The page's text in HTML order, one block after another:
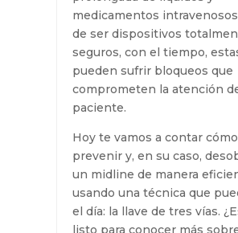
que parece. Los catéteres de
media, o midline, son
indispensables en la
administración prolongada de
líquidos y medicamentos
intravenosos. A pesar de ser
con el tiempo, estas vías
sufrir bloqueos que
la atención del paciente.
Hoy te vamos a contar cómo
prevenir y, en su caso,